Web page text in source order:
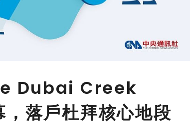
Dubai Creek
落戶杜拜核心地段